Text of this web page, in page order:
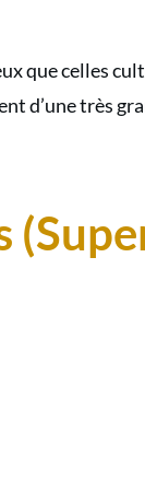
que celles
d’une très